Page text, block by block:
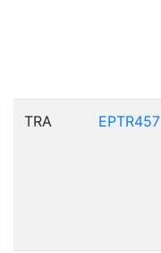
TRA EPTR457